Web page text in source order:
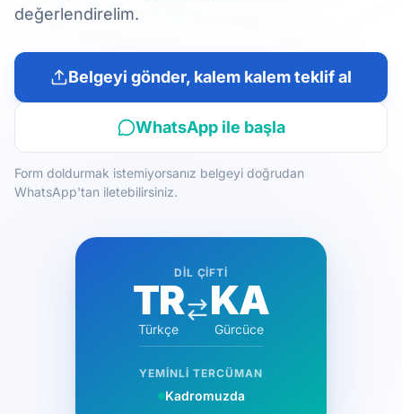
değerlendirelim.
Belgeyi gönder, kalem kalem teklif al
WhatsApp ile başla
Form doldurmak istemiyorsanız belgeyi doğrudan
WhatsApp'tan iletebilirsiniz.
DIL ÇIFTI
TR
Türkçe
KA
Gürcüce
YEMINLI TERCÜMAN
Kadromuzda